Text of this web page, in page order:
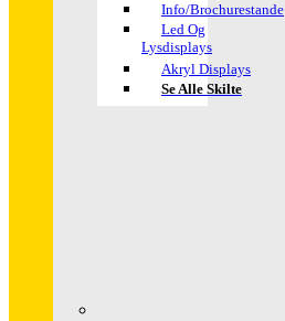
Info/brochurestande
Led Og
Lysdisplays
Akryl Displays
Se Alle Skilte